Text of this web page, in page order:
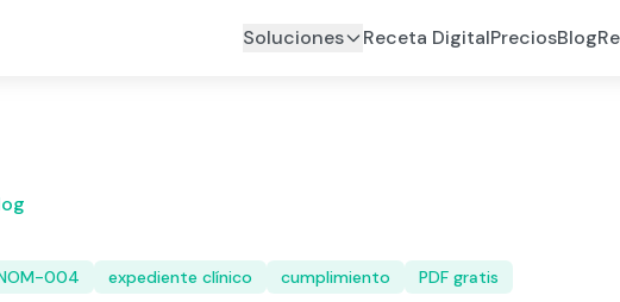
Soluciones Receta DigitalPreciosBlog
004 expediente clínico cumplimiento PDF gratis